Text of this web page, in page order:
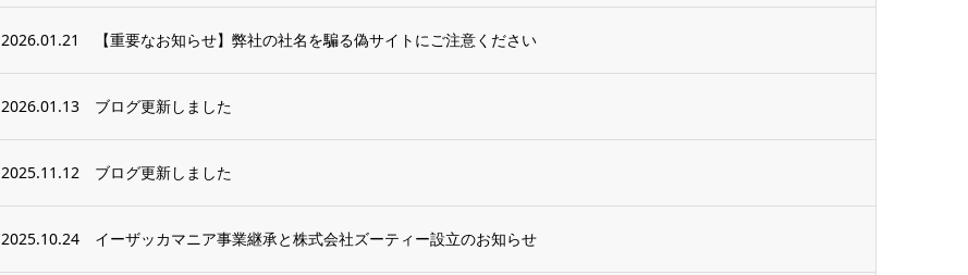
2026.01.21 【重要なお知らせ】弊社の社名を騙る偽サイトにご注意ください
2026.01.13 ブログ更新しました
2025.11.12 ブログ更新しました
2025.10.24 イーザッカマニア事業継承と株式会社ズーティー設立のお知らせ